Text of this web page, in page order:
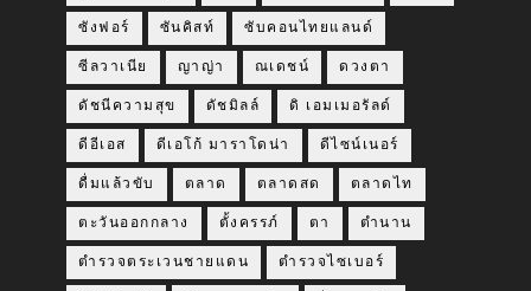
ซังฟอร์ ซันคิสท์ ซับคอนไทยแลนด์
ซีลวาเนีย ญาญ่า ณเดชน์ ดวงตา
ดัชนีความสุข ดัชมิลล์ ดิ เอมเมอรัลด์
ดีอีเอส ดีเอโก้ มาราโดน่า ดีไซน์เนอร์
ดื่มแล้วขับ ตลาด ตลาดสด ตลาดไท
ตะวันออกกลาง ตั้งครรภ์ ตา ตำนาน
ตำรวจตระเวนชายแดน ตำรวจไซเบอร์